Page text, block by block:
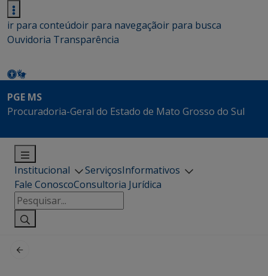
ir para conteúdoir para navegaçãoir para busca
Ouvidoria Transparência
PGE MS
Procuradoria-Geral do Estado de Mato Grosso do Sul
Institucional ServiçosInformativos
Fale ConoscoConsultoria Jurídica
Pesquisar
por: